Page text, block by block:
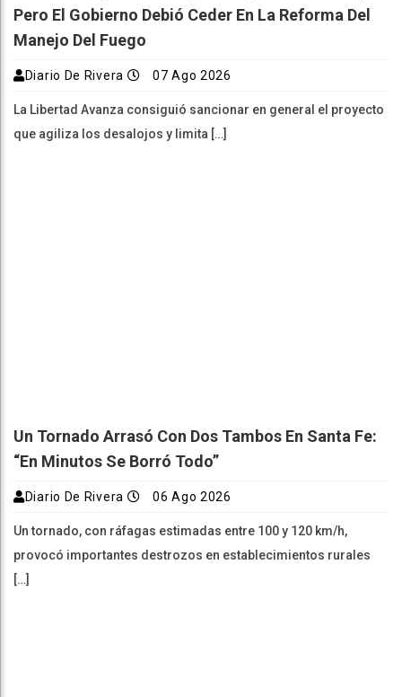
Pero El Gobierno Debió Ceder En La Reforma Del
Manejo Del Fuego
Diario De Rivera 07 Ago 2026
La Libertad Avanza consiguió sancionar en general el proyecto
que agiliza los desalojos y limita […]
Un Tornado Arrasó Con Dos Tambos En Santa Fe:
“En Minutos Se Borró Todo”
Diario De Rivera 06 Ago 2026
Un tornado, con ráfagas estimadas entre 100 y 120 km/h,
provocó importantes destrozos en establecimientos rurales
[…]